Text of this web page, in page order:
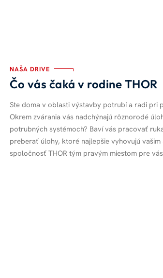
NAŠA DRIVE
Čo vás čaká v rodine THOR
Ste doma v oblasti výstavby potrubí a radi pri
Okrem zvárania vás nadchýnajú rôznorodé
potrubných systémoch? Baví vás pracovať
preberať úlohy, ktoré najlepšie vyhovujú vašim
spoločnosť THOR tým pravým miestom pre